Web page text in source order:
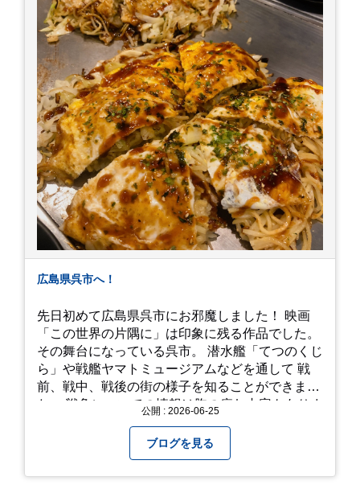
す。
広島県呉市へ！
先日初めて広島県呉市にお邪魔しました！ 映画
「この世界の片隅に」は印象に残る作品でした。
その舞台になっている呉市。 潜水艦「てつのくじ
ら」や戦艦ヤマトミュージアムなどを通して 戦
前、戦中、戦後の街の様子を知ることができまし
た。 戦争についての情報は胸の痛む内容もありま
て本当に良かったです！ そして美味しい物もたく
さん。 写真は地元のスーパーで買った自分へのお
土産たち。 お好み焼きもやっぱり美味しいです
公開 : 2026-06-25
ブログを見る